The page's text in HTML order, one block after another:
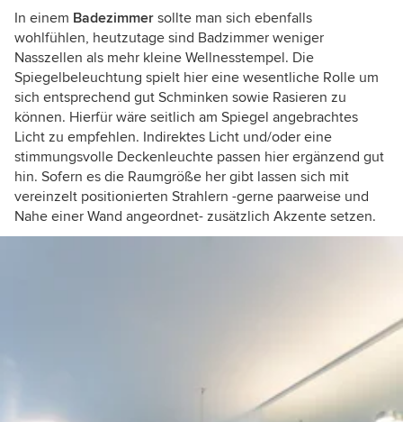
In einem Badezimmer sollte man sich ebenfalls
wohlfühlen, heutzutage sind Badzimmer weniger
Nasszellen als mehr kleine Wellnesstempel. Die
Spiegelbeleuchtung spielt hier eine wesentliche Rolle um
sich entsprechend gut Schminken sowie Rasieren zu
können. Hierfür wäre seitlich am Spiegel angebrachtes
Licht zu empfehlen. Indirektes Licht und/oder eine
stimmungsvolle Deckenleuchte passen hier ergänzend gut
hin. Sofern es die Raumgröße her gibt lassen sich mit
vereinzelt positionierten Strahlern -gerne paarweise und
Nahe einer Wand angeordnet- zusätzlich Akzente setzen.